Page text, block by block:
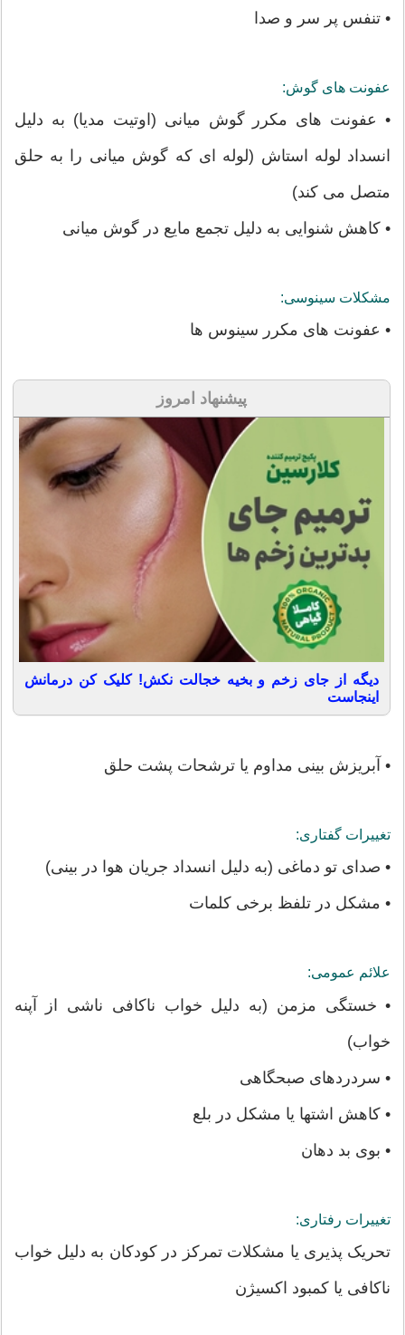
• تنفس پر سر و صدا
عفونت های گوش:
• عفونت های مکرر گوش میانی (اوتیت مدیا) به دلیل
انسداد لوله استاش (لوله ای که گوش میانی را به حلق
متصل می کند)
• کاهش شنوایی به دلیل تجمع مایع در گوش میانی
مشکلات سینوسی:
• عفونت های مکرر سینوس ها
پیشنهاد امروز
دیگه از جای زخم و بخیه خجالت نکش! کلیک کن درمانش
اینجاست
• آبریزش بینی مداوم یا ترشحات پشت حلق
تغییرات گفتاری:
• صدای تو دماغی (به دلیل انسداد جریان هوا در بینی)
• مشکل در تلفظ برخی کلمات
علائم عمومی:
• خستگی مزمن (به دلیل خواب ناکافی ناشی از آپنه
خواب)
• سردردهای صبحگاهی
• کاهش اشتها یا مشکل در بلع
• بوی بد دهان
تغییرات رفتاری:
تحریک پذیری یا مشکلات تمرکز در کودکان به دلیل خواب
ناکافی یا کمبود اکسیژن